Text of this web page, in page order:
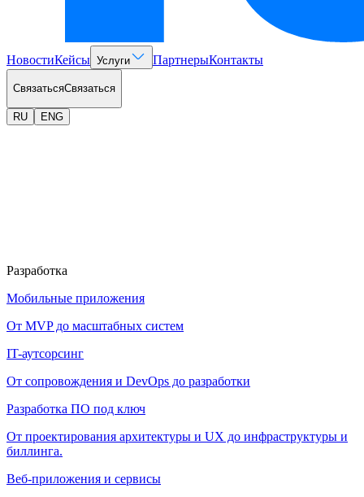
НовостиКейсы Услуги ПартнерыКонтакты
СвязатьсяСвязаться
RU ENG
Разработка
Мобильные приложения
От MVP до масштабных систем
IT-аутсорсинг
От сопровождения и DevOps до разработки
Разработка ПО под ключ
От проектирования архитектуры и UX до инфраструктуры и
биллинга.
Веб-приложения и сервисы